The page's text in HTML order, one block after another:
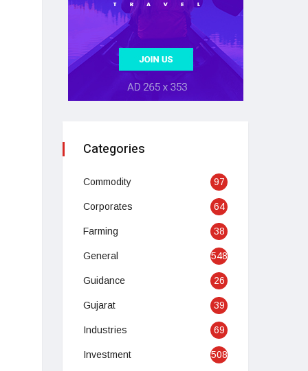
Categories
Commodity 97
Corporates 64
Farming 38
General 548
Guidance 26
Gujarat 39
Industries 69
Investment 508